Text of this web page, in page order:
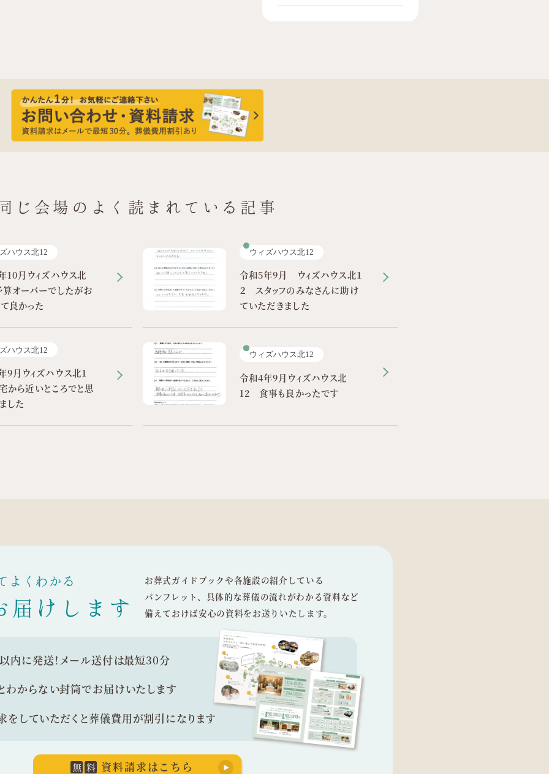
じ会場の よく読まれている記事
ハウス北12
10月ウィズハウス北
オーバーでしたがお
良かった
ウィズハウス北12
令和5年9月 ウィズハウス北１
２ スタッフのみなさんに助け
ていただきました
ハウス北12
9月ウィズハウス北１
から近いところでと思
ました
ウィズハウス北12
令和4年9月ウィズハウス北
12 食事も良かったです
よくわかる
届けします
お葬式ガイドブックや各施設の紹介している
パンフレット、具体的な葬儀の流れがわかる資料など
備えておけば安心の資料をお送りいたします。
内に発送！ メール送付は最短30分
わからない封筒でお届けいたします
をしていただくと葬儀費用が割引になります
無 料 資料請求はこちら